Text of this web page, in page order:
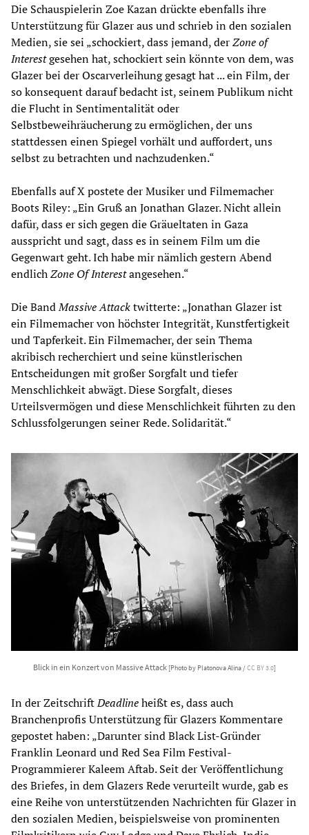
Die Schauspielerin Zoe Kazan drückte ebenfalls ihre
Unterstützung für Glazer aus und schrieb in den sozialen
Medien, sie sei „schockiert, dass jemand, derZone of
Interestgesehen hat, schockiert sein könnte von dem, was
Glazer bei der Oscarverleihung gesagt hat ... ein Film, der
so konsequent darauf bedacht ist, seinem Publikum nicht
die Flucht in Sentimentalität oder
Selbstbeweihräucherung zu ermöglichen, der uns
stattdessen einen Spiegel vorhält und auffordert, uns
selbst zu betrachten und nachzudenken.“
Ebenfalls auf X postete der Musiker und Filmemacher
Boots Riley: „Ein Gruß an Jonathan Glazer. Nicht allein
dafür, dass er sich gegen die Gräueltaten in Gaza
ausspricht und sagt, dass es in seinem Film um die
Gegenwart geht. Ich habe mir nämlich gestern Abend
endlichZone Of Interestangesehen.“
Die BandMassive Attacktwitterte: „Jonathan Glazer ist
ein Filmemacher von höchster Integrität, Kunstfertigkeit
und Tapferkeit. Ein Filmemacher, der sein Thema
akribisch recherchiert und seine künstlerischen
Entscheidungen mit großer Sorgfalt und tiefer
Menschlichkeit abwägt. Diese Sorgfalt, dieses
Urteilsvermögen und diese Menschlichkeit führten zu den
Schlussfolgerungen seiner Rede. Solidarität.“
Blick in ein Konzert von Massive Attack [Photo by Platonova Alina /CC BY 3.0]
In der ZeitschriftDeadlineheißt es, dass auch
Branchenprofis Unterstützung für Glazers Kommentare
gepostet haben: „Darunter sind Black List-Gründer
Franklin Leonard und Red Sea Film Festival-
Programmierer Kaleem Aftab. Seit der Veröffentlichung
des Briefes, in dem Glazers Rede verurteilt wurde, gab es
eine Reihe von unterstützenden Nachrichten für Glazer in
den sozialen Medien, beispielsweise von prominenten